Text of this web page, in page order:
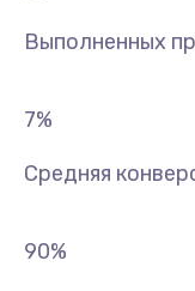
Выполненных
7%
Средняя
90%